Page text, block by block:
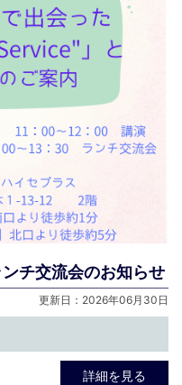
チ交流会のお知らせ
更新日：2026年06月30日
詳細を見る